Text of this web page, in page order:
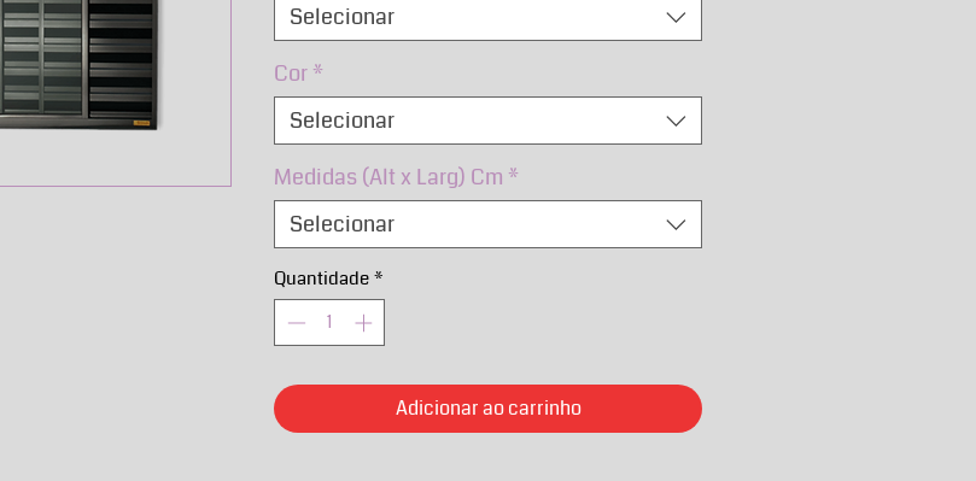
Selecionar
Cor*
Selecionar
Medidas (Alt x Larg) Cm *
Selecionar
Quantidade*
Adicionar ao carrinho